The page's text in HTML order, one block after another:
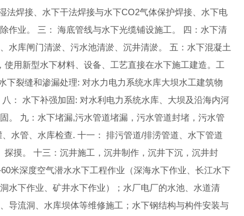
法焊接、水下干法焊接与水下CO2气体保护焊接、水下电
作业。 三： 海底管线与水下光缆铺设施工。 四：水下清
水库闸门清淤、污水池清淤、沉井清淤。 五：水下混凝土
用新型水下材料、设备、工艺直接在水下施工建造。工
裂缝和渗漏处理: 对水力电力系统水库大坝水工建筑物
： 水下补强加固: 对水利电力系统水库、大坝及沿海内河
。 九：水下堵漏,污水管道堵漏，污水管道封堵，污水管
水管、水库检查. 十一： 排污管道/排涝管道、水下管道
摸。 十三：沉井施工，沉井制作，沉井下沉，沉井封
米深度空气潜水水下工程作业（深海水下作业、长江水下
水下作业、矿井水下作业）；水厂电厂的水池、水道清
导流洞、水库坝体等维修施工；水下钢结构与构件安装与